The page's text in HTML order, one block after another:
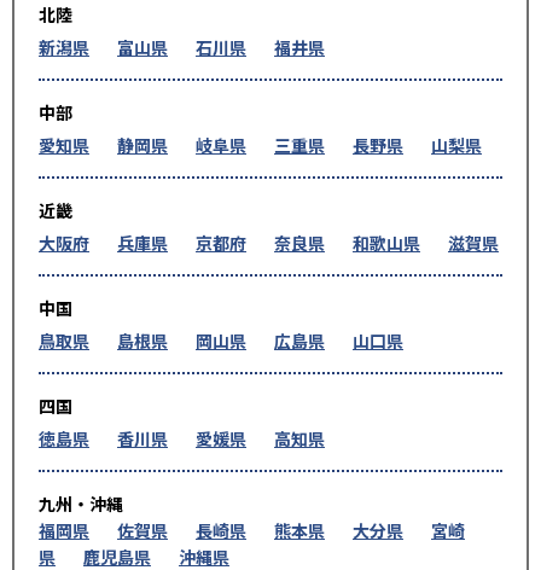
北陸
新潟県
富山県 石川県 福井県
中部
愛知県
静岡県 岐阜県 三重県 長野県 山梨県
近畿
大阪府
兵庫県 京都府 奈良県 和歌山県 滋賀県
中国
鳥取県
島根県 岡山県 広島県 山口県
四国
徳島県
香川県 愛媛県 高知県
九州・沖縄
福岡県
佐賀県 長崎県 熊本県 大分県
宮崎
県
鹿児島県 沖縄県